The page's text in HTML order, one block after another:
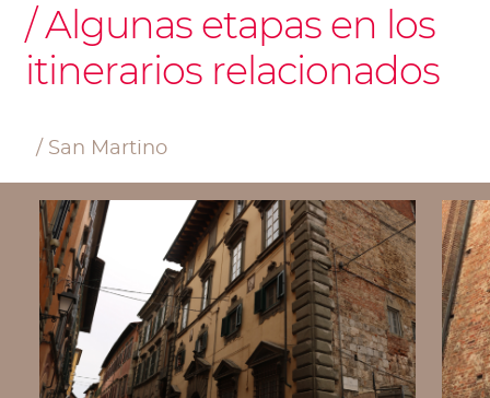
Algunas etapas en los
itinerarios relacionados
San Martino